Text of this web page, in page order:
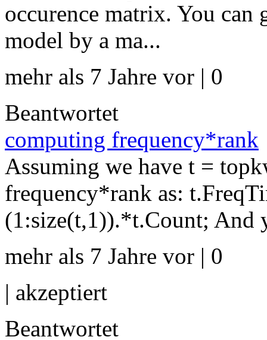
occurence matrix. You can
model by a ma...
mehr als 7 Jahre vor | 0
Beantwortet
computing frequency*rank
Assuming we have t =
frequency*rank as:
(1:size(t,1)).*t.Count; And
mehr als 7 Jahre vor | 0
| akzeptiert
Beantwortet